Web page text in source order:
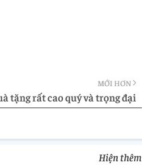
MỚI HƠN
tặng rất cao quý và trọng đại
Hiện thêm